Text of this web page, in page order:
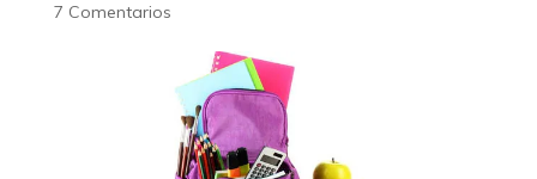
7 Comentarios